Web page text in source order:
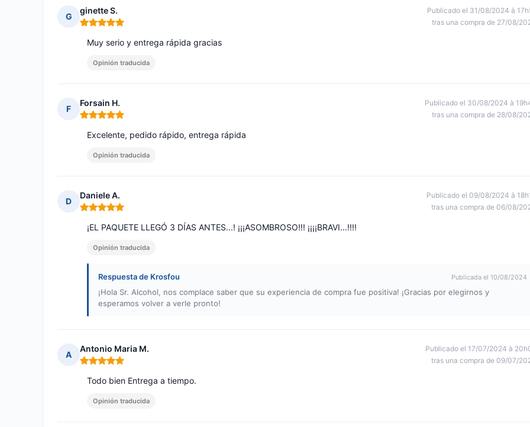
G
ginette S.
Nota: 5 de 5
Publicado el 31/08/2024 à
tras una compra de 27/08/
Muy serio y entrega rápida gracias
Opinión traducida
F
Forsain H.
Nota: 5 de 5
Publicado el 30/08/2024 à
tras una compra de 28/08/
Excelente, pedido rápido, entrega rápida
Opinión traducida
D
Daniele A.
Nota: 5 de 5
Publicado el 09/08/2024 à
tras una compra de 06/08/
¡EL PAQUETE LLEGÓ 3 DÍAS ANTES...! ¡¡¡ASOMBROSO!!! ¡¡¡¡BRAVI...!!!!
Opinión traducida
Respuesta de Krosfou Publicada el 10/08/2024
¡Hola Sr. Alcohol, nos complace saber que su experiencia de compra fue positiva! ¡Gracias por elegirnos y
esperamos volver a verle pronto!
A
Antonio Maria M.
Nota: 5 de 5
Publicado el 17/07/2024 à
tras una compra de 09/07/
Todo bien Entrega a tiempo.
Opinión traducida